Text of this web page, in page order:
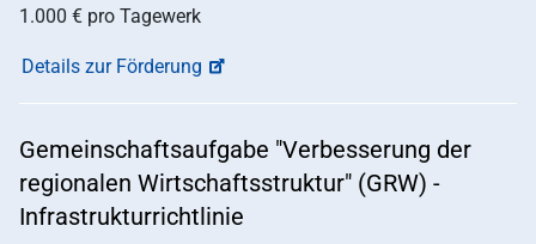
1.000 € pro Tagewerk
Details zur Förderung
Gemeinschaftsaufgabe "Verbesserung der
regionalen Wirtschaftsstruktur" (GRW) -
Infrastrukturrichtlinie